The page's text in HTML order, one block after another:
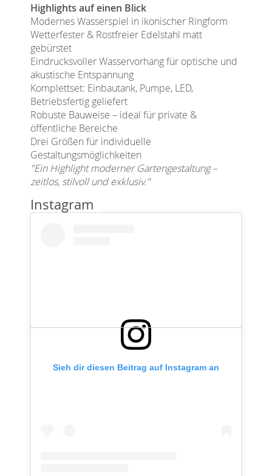
Highlights auf einen Blick
Modernes Wasserspiel in ikonischer Ringform
Wetterfester & Rostfreier Edelstahl matt
gebürstet
Eindrucksvoller Wasservorhang für optische und
akustische Entspannung
Komplettset: Einbautank, Pumpe, LED,
Betriebsfertig geliefert
Robuste Bauweise – ideal für private &
öffentliche Bereiche
Drei Größen für individuelle
Gestaltungsmöglichkeiten
"Ein Highlight moderner Gartengestaltung –
zeitlos, stilvoll und exklusiv."
Instagram
Sieh dir diesen Beitrag auf Instagram an